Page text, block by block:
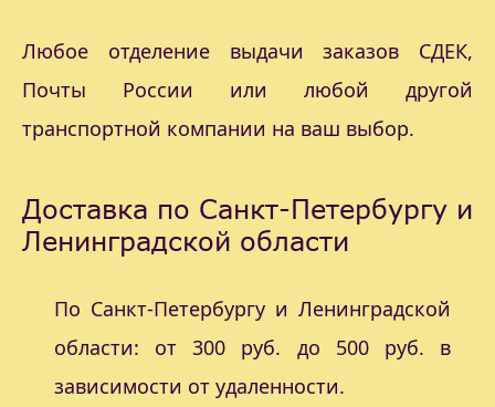
Любое отделение выдачи заказов СДЕК,
Почты России или любой другой
транспортной компании на ваш выбор.
Доставка по Санкт-Петербургу и
Ленинградской области
По Санкт-Петербургу и Ленинградской
области: от 300 руб. до 500 руб. в
зависимости от удаленности.